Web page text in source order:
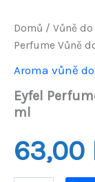
Domů / Vůně
Perfume Vůně
Aroma vůně
Eyfel
ml
63,00